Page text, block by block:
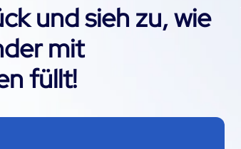
und sieh zu, wie
mit
füllt!